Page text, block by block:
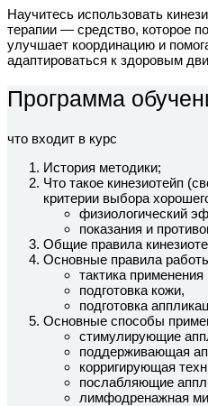
Научитесь использовать
терапии — средство, которое
улучшает координацию и
адаптироваться к здоровым
Программа
что входит в курс
История методики;
Что такое кинезиотейп
критерии выбора
физиологический
показания и
Общие правила
Основные правила
тактика применения
подготовка кожи,
подготовка
Основные способы
стимулирующие
поддерживающая
корригирующая
послабляющие
лимфодренажная